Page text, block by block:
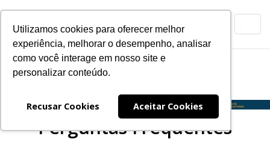
Utilizamos cookies para oferecer melhor
experiência, melhorar o desempenho, analisar
como você interage em nosso site e
personalizar conteúdo.
Recusar Cookies Aceitar Cookies
Carta de Exclusividade
Perguntas Frequentes